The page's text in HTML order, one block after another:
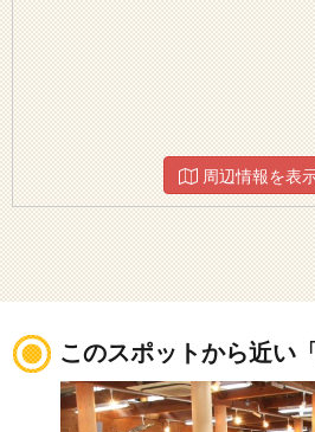
周辺情報を表
このスポットから近い